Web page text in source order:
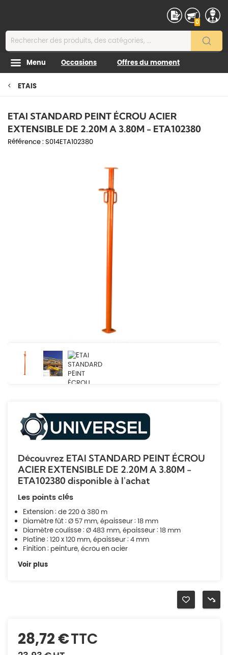
0
Menu Occasions Offres du moment
ETAIS
ETAI STANDARD PEINT ÉCROU ACIER
EXTENSIBLE DE 2.20M A 3.80M - ETA102380
Référence : S014ETA102380
Découvrez ETAI STANDARD PEINT ÉCROU
ACIER EXTENSIBLE DE 2.20M A 3.80M -
ETA102380 disponible à l'achat
Les points clés
Extension : de 220 à 380 m
Diamètre fût : Ø 57 mm, épaisseur : 18 mm
Diamètre coulisse : Ø 483 mm, épaisseur : 18 mm
Platine : 120 x 120 mm, épaisseur : 4 mm
Finition : peinture, écrou en acier
Voir plus
28,72 €TTC